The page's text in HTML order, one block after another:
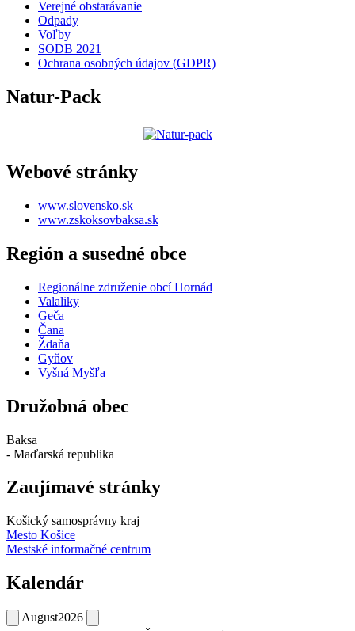
Verejné obstarávanie
Odpady
Voľby
SODB 2021
Ochrana osobných údajov (GDPR)
Natur-Pack
Webové stránky
www.slovensko.sk
www.zskoksovbaksa.sk
Región a susedné obce
Regionálne združenie obcí Hornád
Valaliky
Geča
Čana
Ždaňa
Gyňov
Vyšná Myšľa
Družobná obec
Baksa
- Maďarská republika
Zaujímavé stránky
Košický samosprávny kraj
Mesto Košice
Mestské informačné centrum
Kalendár
August2026